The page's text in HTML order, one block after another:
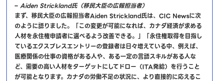
–Aiden Strickland氏（移民大臣の広報担当者）
まず、移民大臣の広報担当者Aiden Strickland氏は、CIC Newsに次
のように語りました。「この変更が可能になれば、カナダ経済が求める
人材を永住権申請者に選べるよう改善できる。」「永住権取得を目指し
ているエクスプレスエントリーの登録者は日々増えている中、例えば、
医療関係の仕事の資格がある人や、ある一定の言語スキルがある人な
ど、需要の高い人材をターゲットにしてドロー（ITA発給）を行うこと
が可能となります。カナダの労働不足の状況に、より直接的に応えるこ